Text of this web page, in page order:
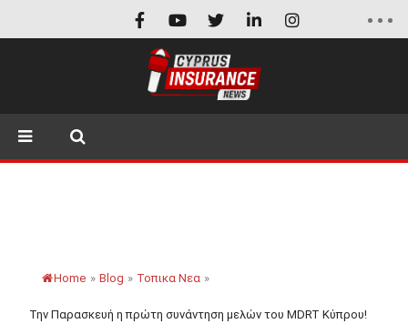
Home » Blog » Τοπικα Νεα »
Την Παρασκευή η πρώτη συνάντηση μελών του MDRT Κύπρου!